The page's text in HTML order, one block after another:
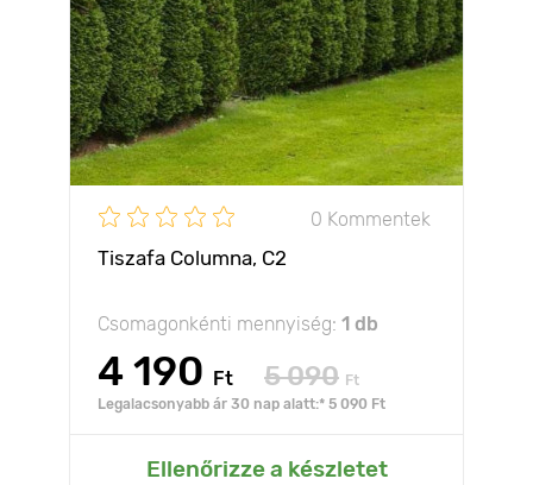
0 Kommentek
Tiszafa Columna, C2
Csomagonkénti mennyiség: 1 db
4 190 Ft 5 090 Ft
Legalacsonyabb ár 30 nap alatt:* 5 090 Ft
Ellenőrizze a készletet